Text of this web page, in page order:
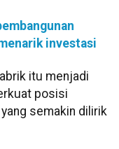
investasi
itu menjadi
posisi
semakin dilirik